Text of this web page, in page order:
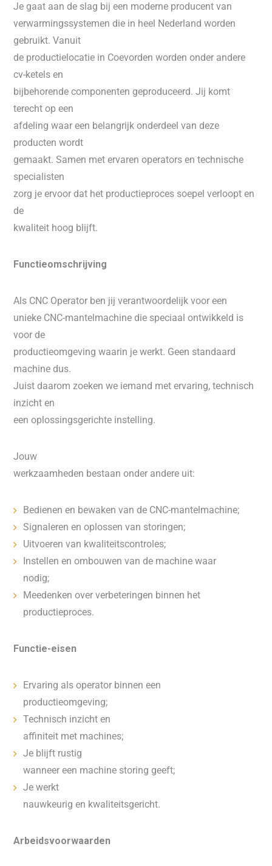
Je gaat aan de slag bij een moderne producent van
verwarmingssystemen die in heel Nederland worden
gebruikt. Vanuit
de productielocatie in Coevorden worden onder andere
cv-ketels en
bijbehorende componenten geproduceerd. Jij komt
terecht op een
afdeling waar een belangrijk onderdeel van deze
producten wordt
gemaakt. Samen met ervaren operators en technische
specialisten
zorg je ervoor dat het productieproces soepel verloopt en
de
kwaliteit hoog blijft.
Functieomschrijving
Als CNC Operator ben jij verantwoordelijk voor een
unieke CNC-mantelmachine die speciaal ontwikkeld is
voor de
productieomgeving waarin je werkt. Geen standaard
machine dus.
Juist daarom zoeken we iemand met ervaring, technisch
inzicht en
een oplossingsgerichte instelling.
Jouw
werkzaamheden bestaan onder andere uit:
Bedienen en bewaken van de CNC-mantelmachine;
Signaleren en oplossen van storingen;
Uitvoeren van kwaliteitscontroles;
Instellen en ombouwen van de machine waar
nodig;
Meedenken over verbeteringen binnen het
productieproces.
Functie-eisen
Ervaring als operator binnen een
productieomgeving;
Technisch inzicht en
affiniteit met machines;
Je blijft rustig
wanneer een machine storing geeft;
Je werkt
nauwkeurig en kwaliteitsgericht.
Arbeidsvoorwaarden